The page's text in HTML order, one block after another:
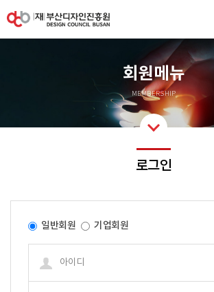
회원메뉴
MEMBERSHIP
로그인
일반회원 기업회원